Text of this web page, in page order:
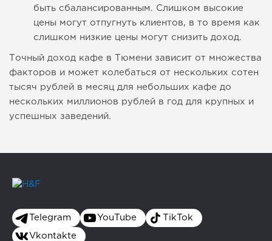
быть сбалансированным. Слишком высокие
цены могут отпугнуть клиентов, в то время как
слишком низкие цены могут снизить доход.
Точный доход кафе в Тюмени зависит от множества
факторов и может колебаться от нескольких сотен
тысяч рублей в месяц для небольших кафе до
нескольких миллионов рублей в год для крупных и
успешных заведений.
Telegram YouTube TikTok
Vkontakte